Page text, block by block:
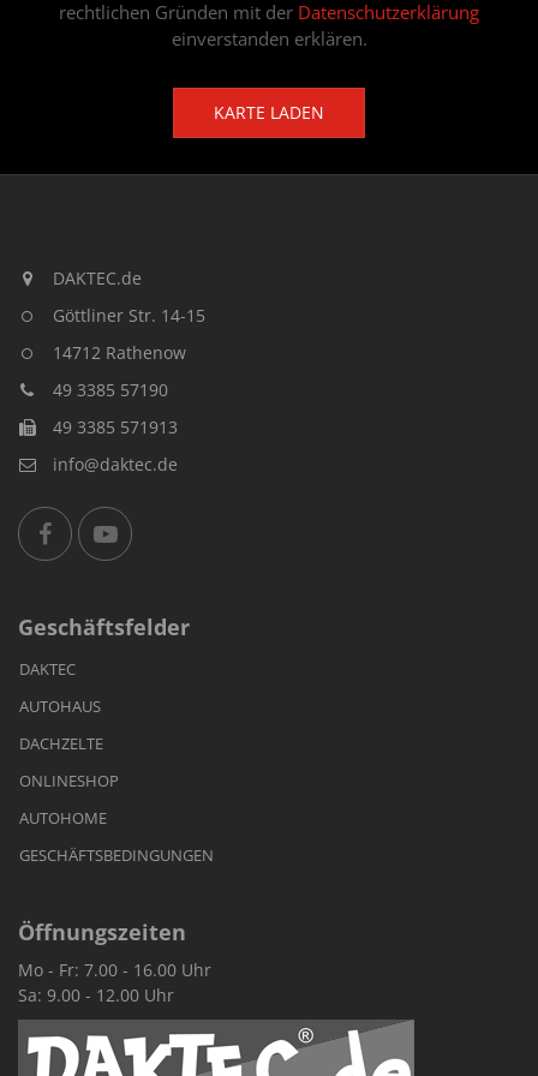
rechtlichen Gründen mit der Datenschutzerklärung
einverstanden erklären.
KARTE LADEN
DAKTEC.de
Göttliner Str. 14-15
14712 Rathenow
49 3385 57190
49 3385 571913
info@daktec.de
Geschäftsfelder
DAKTEC
AUTOHAUS
DACHZELTE
ONLINESHOP
AUTOHOME
GESCHÄFTSBEDINGUNGEN
Öffnungszeiten
Mo - Fr: 7.00 - 16.00 Uhr
Sa: 9.00 - 12.00 Uhr